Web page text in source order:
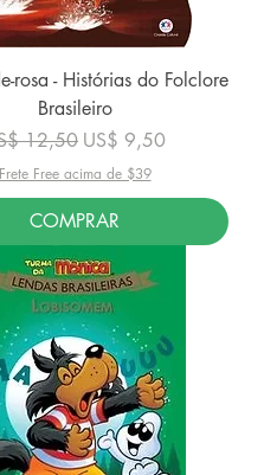
rosa - Histórias do Folclore
Brasileiro
normal
12,50 Preço promocional
US$ 9,50
Frete Free acima de $39
COMPRAR